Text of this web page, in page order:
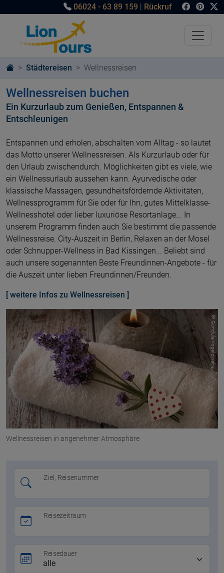
06024 - 63 89 159 | Rückruf
Städtereisen Wellnessreisen
Wellnessreisen buchen
Ein Kurzurlaub zum Genießen, Entspannen &
Entschleunigen
Entspannen und erholen, abschalten vom Alltag - so lautet
das Motto unserer Wellnessreisen. Als Kurzurlaub oder für
den Urlaub zwischendurch. Möglichkeiten gibt es viele, wie
ein Wellnessurlaub aussehen kann. Ayurvedische oder
klassische Massagen, gesundheitsfördernde Aktivitäten,
Wellnessprogramm für Sie oder für Ihn, gutes Mittelklasse-
Wellnesshotel oder lieber luxuriöse Resortanlage... In
unserem Programm finden auch Sie bestimmt die passende
Wellnessreise. City-Auszeit in Berlin, Relaxen an der Mosel
oder Schnupper-Wellness in Bad Kissingen... Beliebt sind
auch unsere sogenannten Beste Freundinnen-Angebote - für
die Auszeit unter lieben Freundinnen/Freunden.
[ weitere Infos zu Wellnessreisen ]
Wellnessreisen in angenehmer Atmosphäre
© Gundula Vogel pixabay
Ziel, Reisenummer
Reisezeitraum
Reisedauer